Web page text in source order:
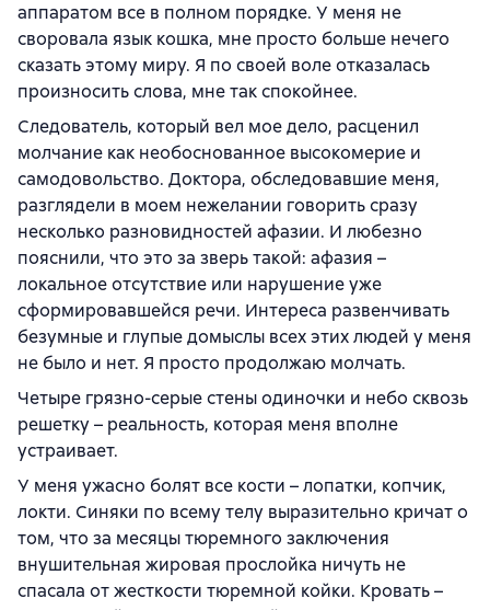
аппаратом все в полном порядке. У меня не
своровала язык кошка, мне просто больше нечего
сказать этому миру. Я по своей воле отказалась
произносить слова, мне так спокойнее.
Следователь, который вел мое дело, расценил
молчание как необоснованное высокомерие и
самодовольство. Доктора, обследовавшие меня,
разглядели в моем нежелании говорить сразу
несколько разновидностей афазии. И любезно
пояснили, что это за зверь такой: афазия –
локальное отсутствие или нарушение уже
сформировавшейся речи. Интереса развенчивать
безумные и глупые домыслы всех этих людей у меня
не было и нет. Я просто продолжаю молчать.
Четыре грязно-серые стены одиночки и небо сквозь
решетку – реальность, которая меня вполне
устраивает.
У меня ужасно болят все кости – лопатки, копчик,
локти. Синяки по всему телу выразительно кричат о
том, что за месяцы тюремного заключения
внушительная жировая прослойка ничуть не
спасала от жесткости тюремной койки. Кровать –